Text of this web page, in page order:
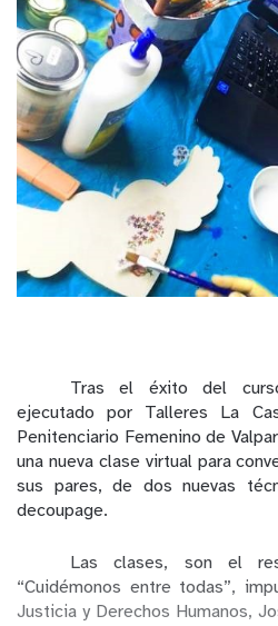
Tras el éxito del
ejecutado por Talleres La
Penitenciario Femenino de
una nueva clase virtual para
sus pares, de dos nuevas
decoupage.
Las clases, son el
“Cuidémonos entre todas”,
Justicia y Derechos Humanos,